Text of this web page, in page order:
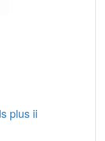
plus ii